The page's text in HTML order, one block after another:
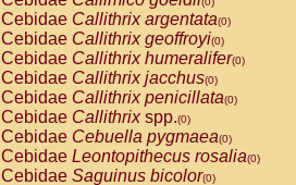
PitheciidaeCallicebus torquatus
PitheciidaeCallicebusspp.(0)
PitheciidaeChiropotes satanas(0)
PitheciidaePithecia monachus
PitheciidaePithecia pithecia(0)
CercopithecidaeCercocebus agilis
CercopithecidaeCercocebus
CercopithecidaeCercocebus
CercopithecidaeCercocebus
Cebidae Callithrix argentata(0)
Cebidae Callithrix geoffroyi(0)
Cebidae Callithrix humeralifer(0)
Cebidae Callithrix jacchus(0)
Cebidae Callithrix penicillata(0)
Cebidae Callithrixspp.(0)
Cebidae Cebuella pygmaea(0)
Cebidae Leontopithecus rosalia(0)
Cebidae Saguinus bicolor(0)